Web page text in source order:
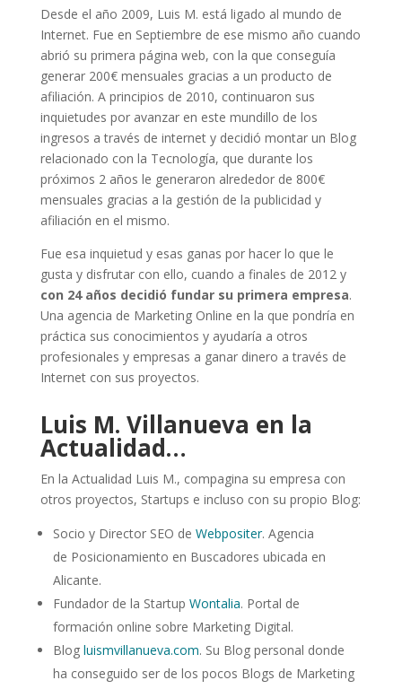
Desde el año 2009, Luis M. está ligado al mundo de
Internet. Fue en Septiembre de ese mismo año cuando
abrió su primera página web, con la que conseguía
generar 200€ mensuales gracias a un producto de
afiliación. A principios de 2010, continuaron sus
inquietudes por avanzar en este mundillo de los
ingresos a través de internet y decidió montar un Blog
relacionado con la Tecnología, que durante los
próximos 2 años le generaron alrededor de 800€
mensuales gracias a la gestión de la publicidad y
afiliación en el mismo.
Fue esa inquietud y esas ganas por hacer lo que le
gusta y disfrutar con ello, cuando a finales de 2012 y
con 24 años decidió fundar su primera empresa.
Una agencia de Marketing Online en la que pondría en
práctica sus conocimientos y ayudaría a otros
profesionales y empresas a ganar dinero a través de
Internet con sus proyectos.
Luis M. Villanueva en la
Actualidad…
En la Actualidad Luis M., compagina su empresa con
otros proyectos, Startups e incluso con su propio Blog:
Socio y Director SEO de Webpositer. Agencia
de Posicionamiento en Buscadores ubicada en
Alicante.
Fundador de la Startup Wontalia. Portal de
formación online sobre Marketing Digital.
Blog luismvillanueva.com. Su Blog personal donde
ha conseguido ser de los pocos Blogs de Marketing